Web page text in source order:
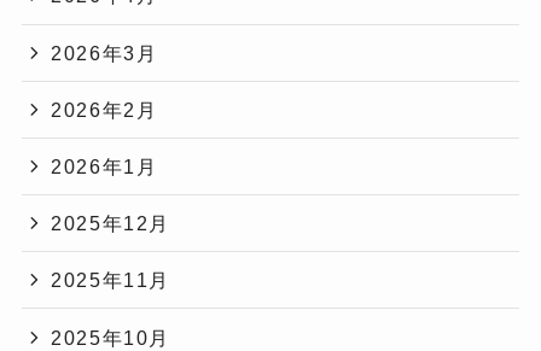
2026年3月
2026年2月
2026年1月
2025年12月
2025年11月
2025年10月